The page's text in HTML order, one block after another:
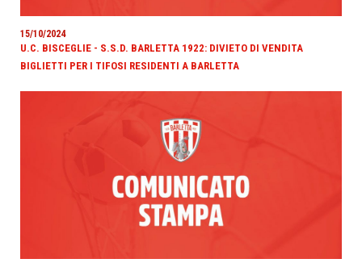
15/10/2024
U.C. BISCEGLIE - S.S.D. BARLETTA 1922: DIVIETO DI VENDITA
BIGLIETTI PER I TIFOSI RESIDENTI A BARLETTA